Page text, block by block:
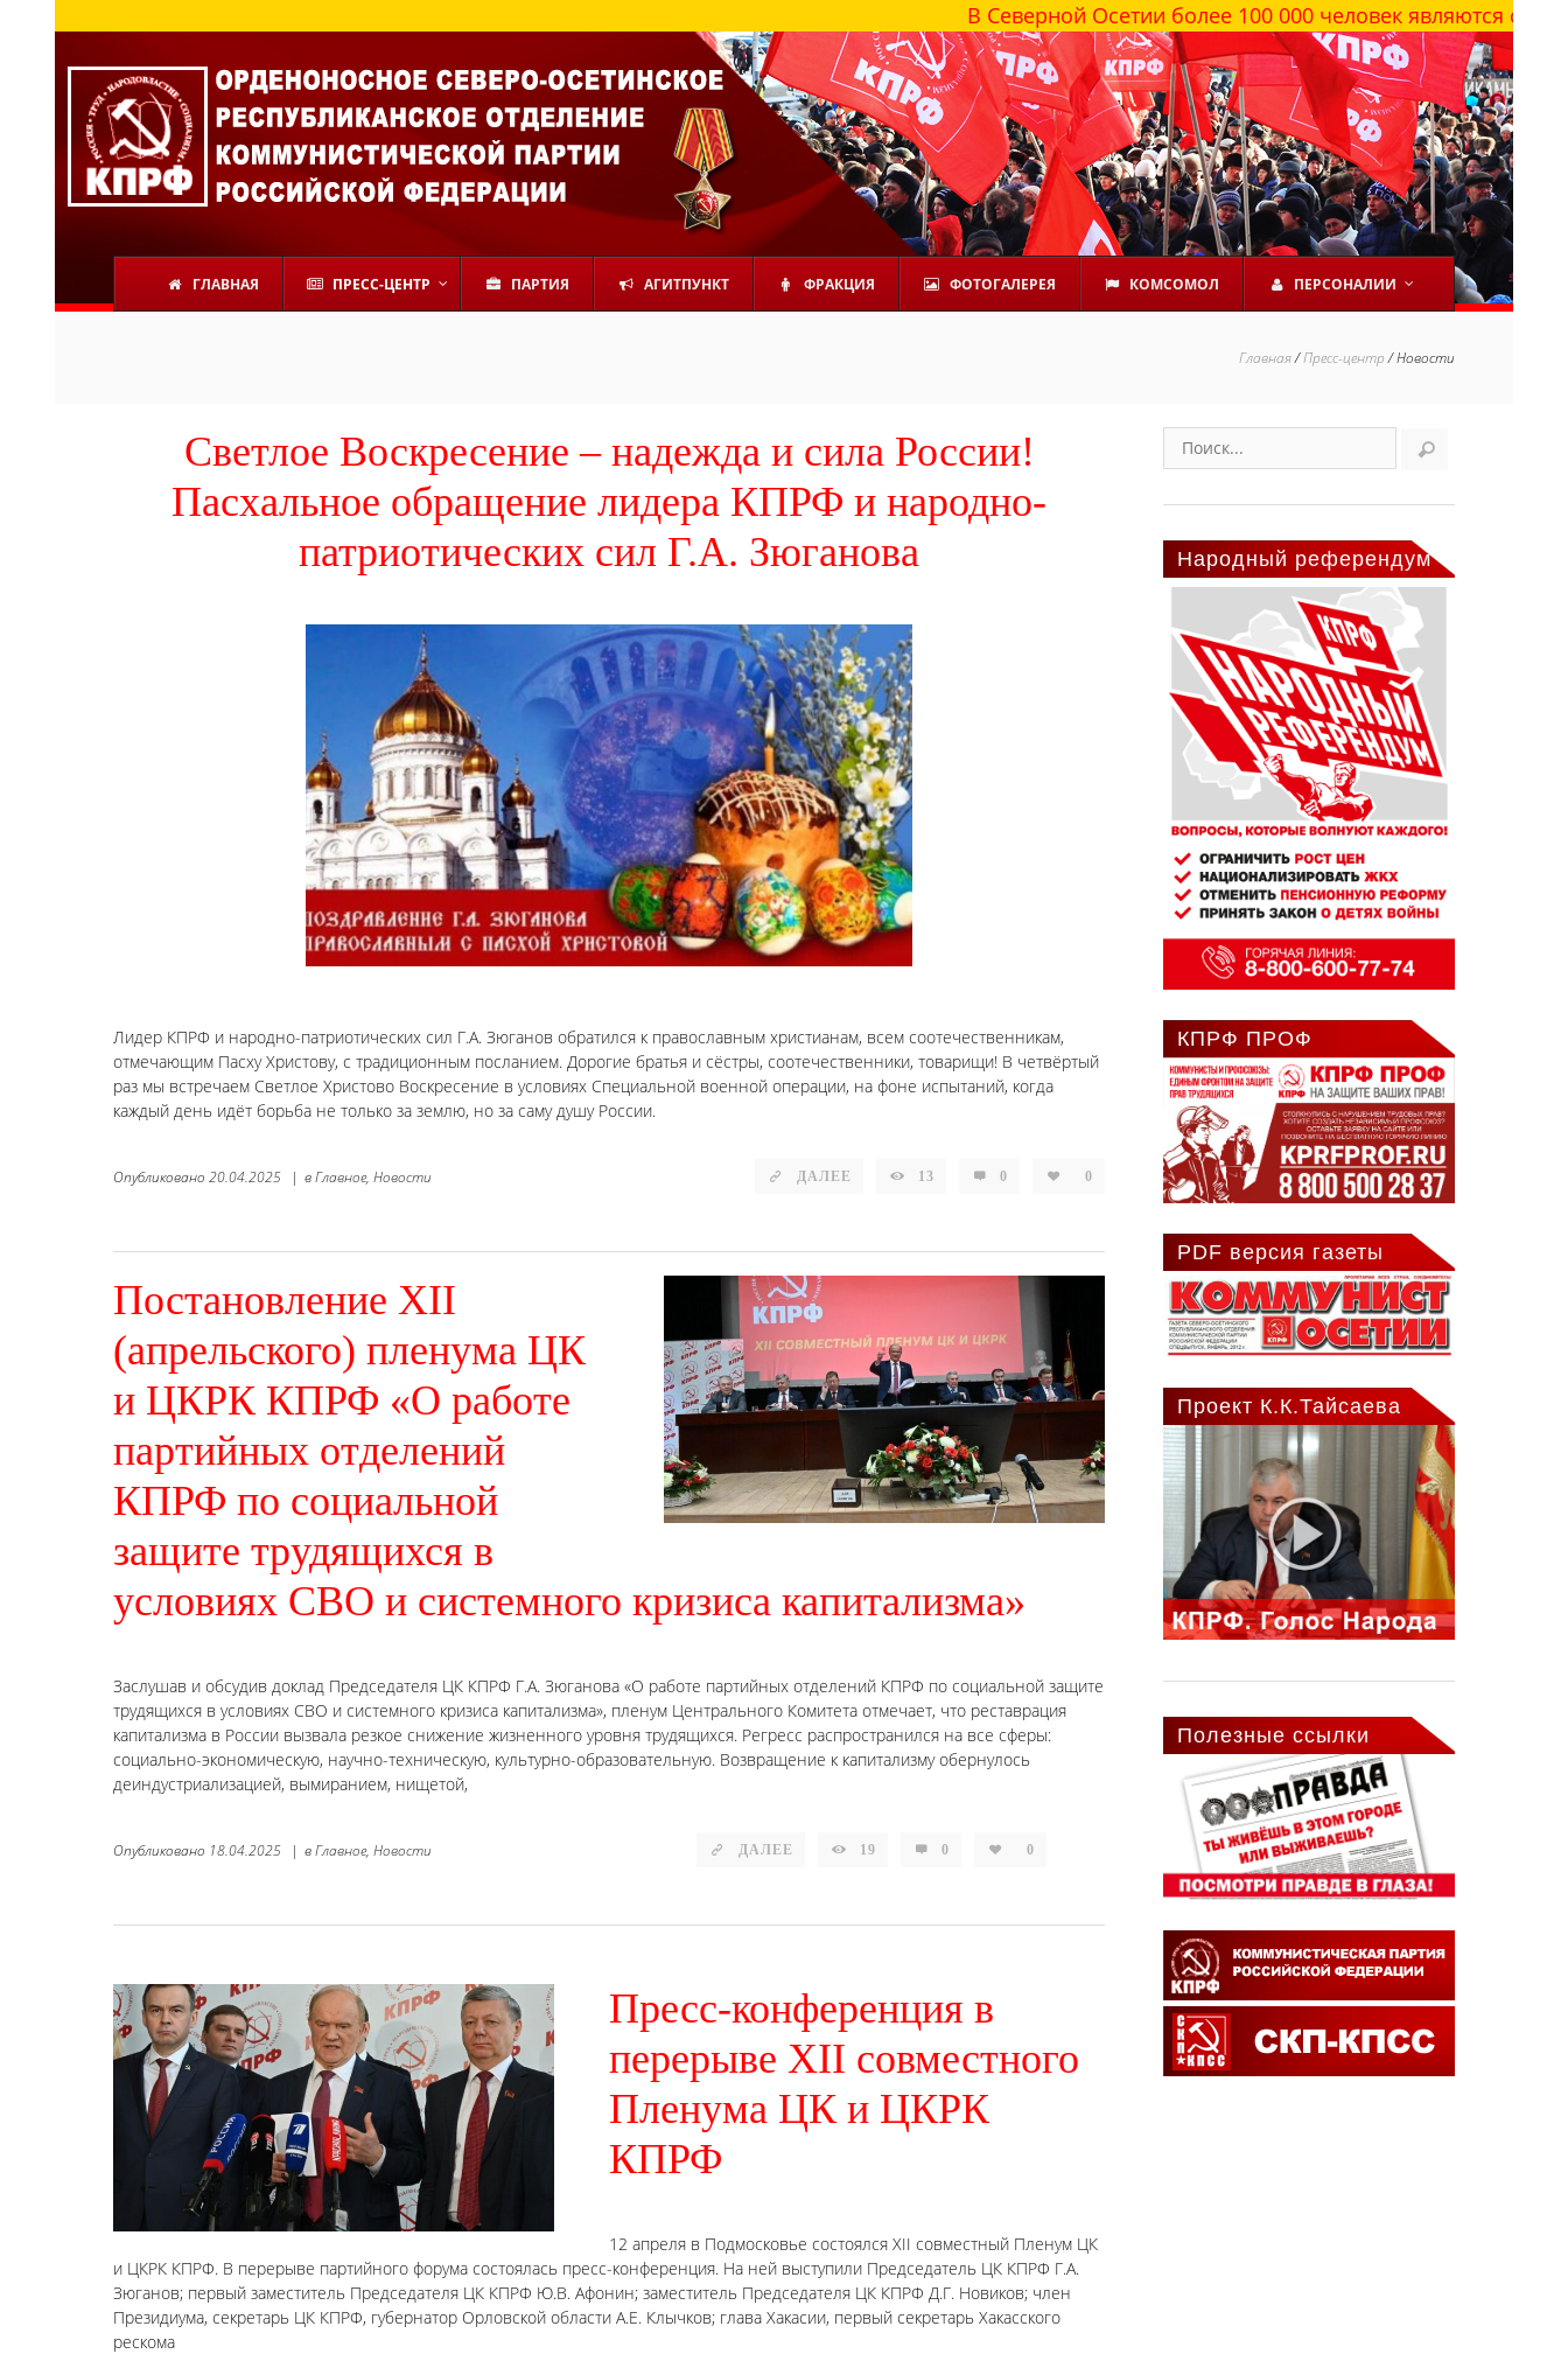
В Северной Осетии более 100 000 человек являются сторонниками
ГЛАВНАЯ ПРЕСС-ЦЕНТР ПАРТИЯ АГИТПУНКТ ФРАКЦИЯ ФОТОГАЛЕРЕЯ КОМСОМОЛ ПЕРСОНАЛИИ
Главная/Пресс-центр/Новости
Светлое Воскресение – надежда и сила России!
Пасхальное обращение лидера КПРФ и народно-
патриотических сил Г.А. Зюганова
Лидер КПРФ и народно-патриотических сил Г.А. Зюганов обратился к православным христианам, всем соотечественникам,
отмечающим Пасху Христову, с традиционным посланием. Дорогие братья и сёстры, соотечественники, товарищи! В четвёртый
раз мы встречаем Светлое Христово Воскресение в условиях Специальной военной операции, на фоне испытаний, когда
каждый день идёт борьба не только за землю, но за саму душу России.
ДАЛЕЕ 13 0 0
Опубликовано 20.04.2025 | вГлавное, Новости
Постановление XII
(апрельского) пленума ЦК
и ЦКРК КПРФ «О работе
партийных отделений
КПРФ по социальной
защите трудящихся в
условиях СВО и системного кризиса капитализма»
Заслушав и обсудив доклад Председателя ЦК КПРФ Г.А. Зюганова «О работе партийных отделений КПРФ по социальной защите
трудящихся в условиях СВО и системного кризиса капитализма», пленум Центрального Комитета отмечает, что реставрация
капитализма в России вызвала резкое снижение жизненного уровня трудящихся. Регресс распространился на все сферы:
социально-экономическую, научно-техническую, культурно-образовательную. Возвращение к капитализму обернулось
деиндустриализацией, вымиранием, нищетой,
ДАЛЕЕ 19 0 0
Опубликовано 18.04.2025 | вГлавное, Новости
Пресс-конференция в
перерыве XII совместного
Пленума ЦК и ЦКРК
КПРФ
12 апреля в Подмосковье состоялся XII совместный Пленум ЦК
и ЦКРК КПРФ. В перерыве партийного форума состоялась пресс-конференция. На ней выступили Председатель ЦК КПРФ Г.А.
Зюганов; первый заместитель Председателя ЦК КПРФ Ю.В. Афонин; заместитель Председателя ЦК КПРФ Д.Г. Новиков; член
Президиума, секретарь ЦК КПРФ, губернатор Орловской области А.Е. Клычков; глава Хакасии, первый секретарь Хакасского
рескома
Народный референдум
КПРФ ПРОФ
PDF версия газеты
Проект К.К.Тайсаева
Полезные ссылки